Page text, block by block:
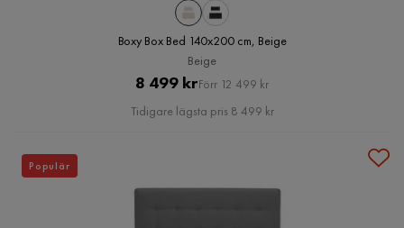
Boxy Box Bed 140x200 cm, Beige
Beige
Pris
8 499 krOriginal
Pris
Förr 12 499 kr
Tidigare lägsta pris 8 499 kr
Populär